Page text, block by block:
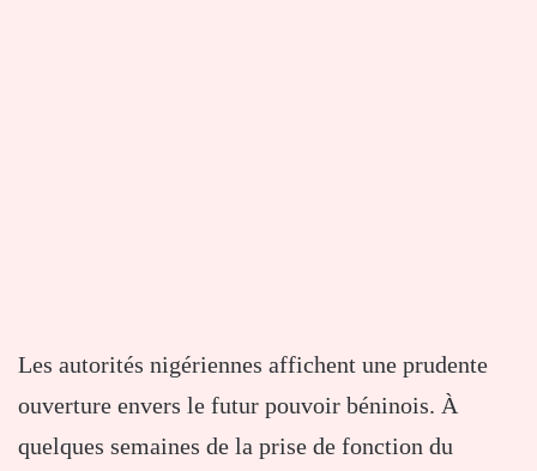
Les autorités nigériennes affichent une prudente
ouverture envers le futur pouvoir béninois. À
quelques semaines de la prise de fonction du